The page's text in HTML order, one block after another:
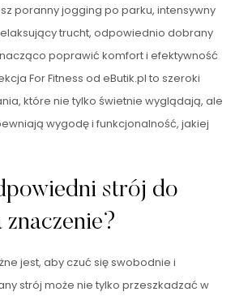
poranny jogging po parku, intensywny
trucht, odpowiednio dobrany
poprawić komfort i efektywność
For Fitness od eButik.pl to szeroki
które nie tylko świetnie wyglądają, ale
wygodę i funkcjonalność, jakiej
strój do
znaczenie?
jest, aby czuć się swobodnie i
strój może nie tylko przeszkadzać w